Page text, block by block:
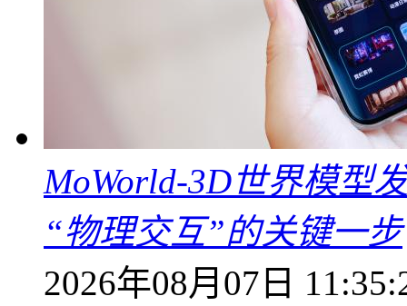
MoWorld-3D世界模型
“物理交互”的关键一步
2026年08月07日